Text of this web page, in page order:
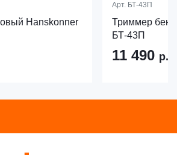
Hanskonner
Арт. БТ-43П
Триммер
БТ-43П
11 490 р.